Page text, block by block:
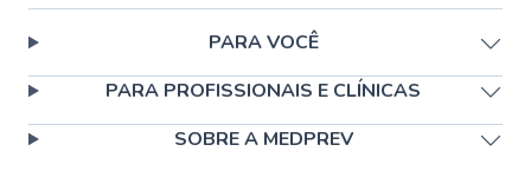
PARA VOCÊ
PARA PROFISSIONAIS E CLÍNICAS
SOBRE A MEDPREV